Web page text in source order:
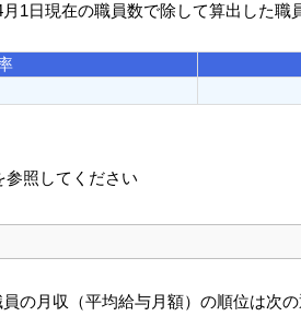
1日現在の職員数で除して算出した職
参照してください
の月収（平均給与月額）の順位は次の